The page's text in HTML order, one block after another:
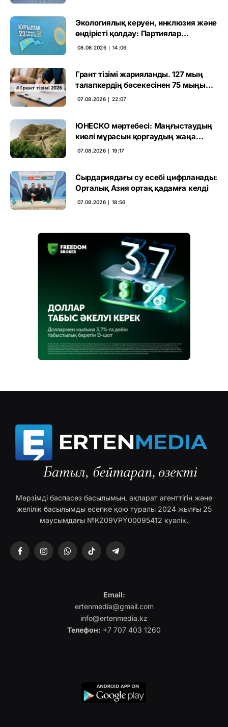
Экологиялық керуен, инклюзия және
өндірісті қолдау: Партиялар
өңірлерде қандай мәселе көтерді
08.08.2026 ∣ 14:06
Грант тізімі жарияланды. 127 мың
талапкердің бәсекесінен 75 мыңы
өтті
07.08.2026 ∣ 22:07
ЮНЕСКО мәртебесі: Маңғыстаудың
киелі мұрасын қорғаудың жаңа
кезеңі басталды
07.08.2026 ∣ 19:17
Сырдариядағы су есебі цифрланады:
Орталық Азия ортақ қадамға келді
07.08.2026 ∣ 18:56
Мерзімді баспасөз басылымын, ақпарат агенттігін және
желілік басылымды есепке қою туралы 2024 жылғы 25
маусымдағы №KZ09VPY00095412 куәлік.
FacebookInstagramWhatsAppTikTok Telegram
Email:
ertenmedia@gmail.com
info@ertenmedia.kz
Телефон: +7 707 403 1260